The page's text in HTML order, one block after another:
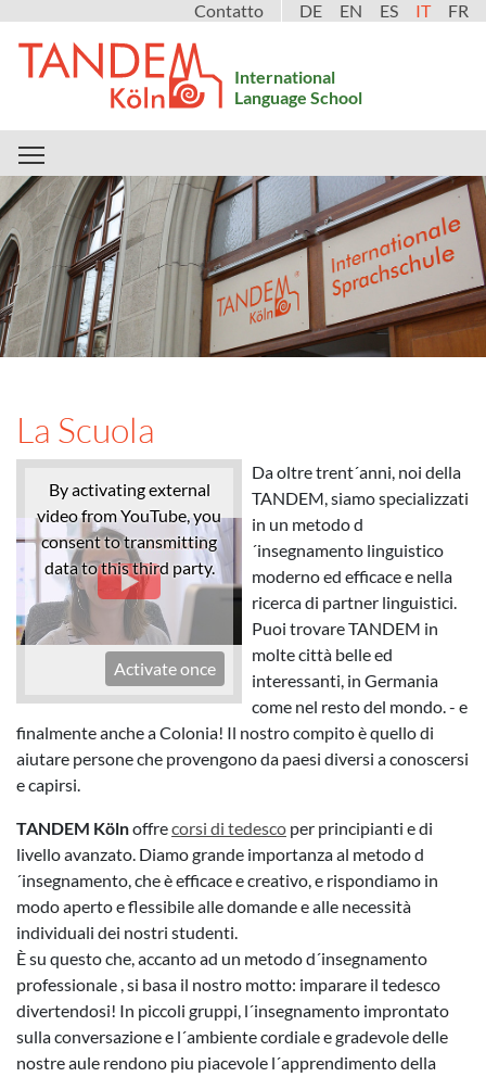
Contatto DE EN ES IT FR
International
Language School
La Scuola
By activating external
video from YouTube, you
consent to transmitting
data to this third party.
Activate once
Da oltre trent´anni, noi della
TANDEM, siamo specializzati
in un metodo d
´insegnamento linguistico
moderno ed efficace e nella
ricerca di partner linguistici.
Puoi trovare TANDEM in
molte città belle ed
interessanti, in Germania
come nel resto del mondo. - e
finalmente anche a Colonia! Il nostro compito è quello di
aiutare persone che provengono da paesi diversi a conoscersi
e capirsi.
TANDEM Kölnoffrecorsi di tedesco per principianti e di
livello avanzato. Diamo grande importanza al metodo d
´insegnamento, che è efficace e creativo, e rispondiamo in
modo aperto e flessibile alle domande e alle necessità
individuali dei nostri studenti.
È su questo che, accanto ad un metodo d´insegnamento
professionale , si basa il nostro motto: imparare il tedesco
divertendosi! In piccoli gruppi, l´insegnamento improntato
sulla conversazione e l´ambiente cordiale e gradevole delle
nostre aule rendono piu piacevole l´apprendimento della